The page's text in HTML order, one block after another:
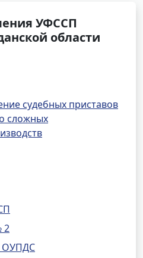
УФССП
области
судебных приставов
сложных
2
ОУПДС